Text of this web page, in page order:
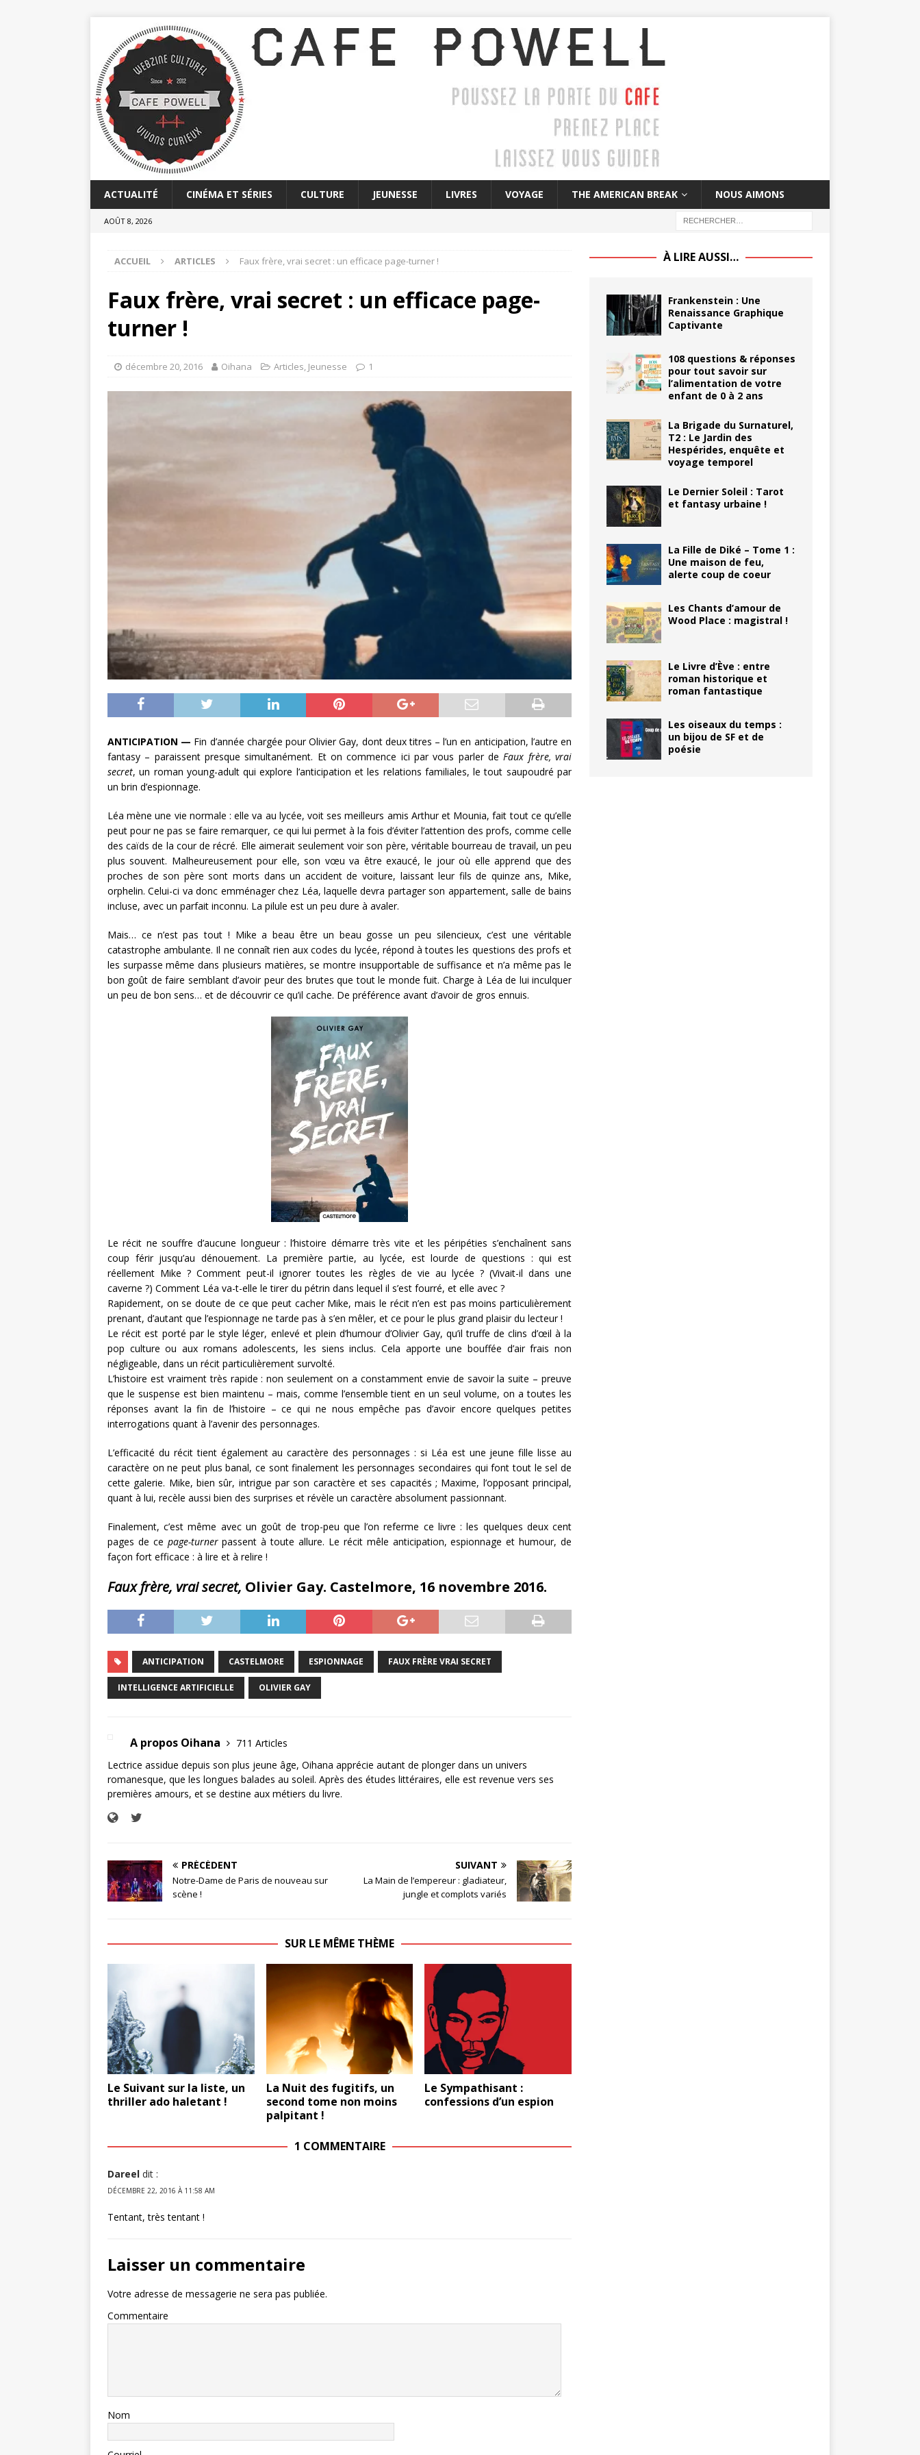
ACTUALITÉ CINÉMA ET SÉRIES CULTURE JEUNESSE LIVRES VOYAGE THE AMERICAN BREAK NOUS AIMONS
AOÛT 8, 2026
ACCUEIL ARTICLES Faux frère, vrai secret : un efficace page-turner !
Faux frère, vrai secret : un efficace page-
turner !
décembre 20, 2016 Oihana Articles, Jeunesse 1
ANTICIPATION — Fin d’année chargée pour Olivier Gay, dont deux titres – l’un en anticipation, l’autre en
fantasy – paraissent presque simultanément. Et on commence ici par vous parler deFaux frère, vrai
secret, un roman young-adult qui explore l’anticipation et les relations familiales, le tout saupoudré par
un brin d’espionnage.
Léa mène une vie normale : elle va au lycée, voit ses meilleurs amis Arthur et Mounia, fait tout ce qu’elle
peut pour ne pas se faire remarquer, ce qui lui permet à la fois d’éviter l’attention des profs, comme celle
des caïds de la cour de récré. Elle aimerait seulement voir son père, véritable bourreau de travail, un peu
plus souvent. Malheureusement pour elle, son vœu va être exaucé, le jour où elle apprend que des
proches de son père sont morts dans un accident de voiture, laissant leur fils de quinze ans, Mike,
orphelin. Celui-ci va donc emménager chez Léa, laquelle devra partager son appartement, salle de bains
incluse, avec un parfait inconnu. La pilule est un peu dure à avaler.
Mais… ce n’est pas tout ! Mike a beau être un beau gosse un peu silencieux, c’est une véritable
catastrophe ambulante. Il ne connaît rien aux codes du lycée, répond à toutes les questions des profs et
les surpasse même dans plusieurs matières, se montre insupportable de suffisance et n’a même pas le
bon goût de faire semblant d’avoir peur des brutes que tout le monde fuit. Charge à Léa de lui inculquer
un peu de bon sens… et de découvrir ce qu’il cache. De préférence avant d’avoir de gros ennuis.
Le récit ne souffre d’aucune longueur : l’histoire démarre très vite et les péripéties s’enchaînent sans
coup férir jusqu’au dénouement. La première partie, au lycée, est lourde de questions : qui est
réellement Mike ? Comment peut-il ignorer toutes les règles de vie au lycée ? (Vivait-il dans une
caverne ?) Comment Léa va-t-elle le tirer du pétrin dans lequel il s’est fourré, et elle avec ?
Rapidement, on se doute de ce que peut cacher Mike, mais le récit n’en est pas moins particulièrement
prenant, d’autant que l’espionnage ne tarde pas à s’en mêler, et ce pour le plus grand plaisir du lecteur !
Le récit est porté par le style léger, enlevé et plein d’humour d’Olivier Gay, qu’il truffe de clins d’œil à la
pop culture ou aux romans adolescents, les siens inclus. Cela apporte une bouffée d’air frais non
négligeable, dans un récit particulièrement survolté.
L’histoire est vraiment très rapide : non seulement on a constamment envie de savoir la suite – preuve
que le suspense est bien maintenu – mais, comme l’ensemble tient en un seul volume, on a toutes les
réponses avant la fin de l’histoire – ce qui ne nous empêche pas d’avoir encore quelques petites
interrogations quant à l’avenir des personnages.
L’efficacité du récit tient également au caractère des personnages : si Léa est une jeune fille lisse au
caractère on ne peut plus banal, ce sont finalement les personnages secondaires qui font tout le sel de
cette galerie. Mike, bien sûr, intrigue par son caractère et ses capacités ; Maxime, l’opposant principal,
quant à lui, recèle aussi bien des surprises et révèle un caractère absolument passionnant.
Finalement, c’est même avec un goût de trop-peu que l’on referme ce livre : les quelques deux cent
pages de ce page-turnerpassent à toute allure. Le récit mêle anticipation, espionnage et humour, de
façon fort efficace : à lire et à relire !
Faux frère, vrai secret, Olivier Gay. Castelmore, 16 novembre 2016.
ANTICIPATION CASTELMORE ESPIONNAGE FAUX FRÈRE VRAI SECRET
INTELLIGENCE ARTIFICIELLE OLIVIER GAY
A propos Oihana
711 Articles
Lectrice assidue depuis son plus jeune âge, Oihana apprécie autant de plonger dans un univers
romanesque, que les longues balades au soleil. Après des études littéraires, elle est revenue vers ses
premières amours, et se destine aux métiers du livre.
PRÉCÉDENT
Notre-Dame de Paris de nouveau sur
scène !
SUIVANT
La Main de l’empereur : gladiateur,
jungle et complots variés
SUR LE MÊME THÈME
Le Suivant sur la liste, un
thriller ado haletant !
La Nuit des fugitifs, un
second tome non moins
palpitant !
Le Sympathisant :
confessions d’un espion
1 COMMENTAIRE
Dareel dit :
DÉCEMBRE 22, 2016 À 11:58 AM
Tentant, très tentant !
Laisser un commentaire
Votre adresse de messagerie ne sera pas publiée.
Commentaire
Nom
À LIRE AUSSI…
Frankenstein : Une
Renaissance Graphique
Captivante
108 questions & réponses
pour tout savoir sur
l’alimentation de votre
enfant de 0 à 2 ans
La Brigade du Surnaturel,
T2 : Le Jardin des
Hespérides, enquête et
voyage temporel
Le Dernier Soleil : Tarot
et fantasy urbaine !
La Fille de Diké – Tome 1 :
Une maison de feu,
alerte coup de coeur
Les Chants d’amour de
Wood Place : magistral !
Le Livre d’Ève : entre
roman historique et
roman fantastique
Les oiseaux du temps :
un bijou de SF et de
poésie